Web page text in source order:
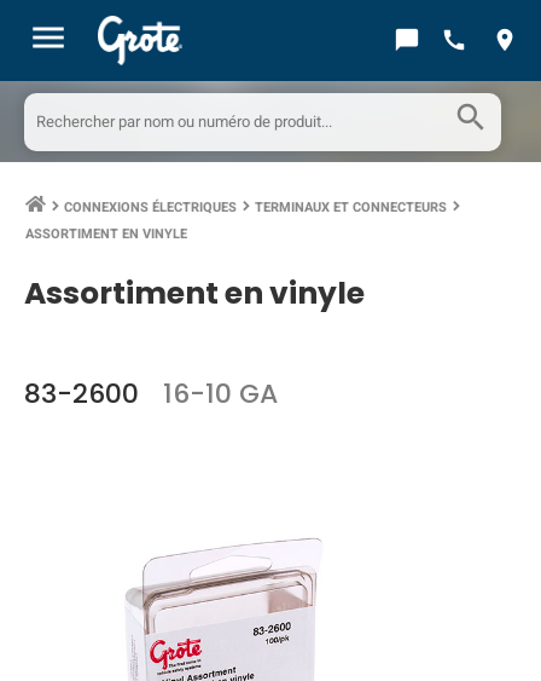
menu chat_bubble call location_on
search
keyboard_arrow_right CONNEXIONS ÉLECTRIQUES keyboard_arrow_right TERMINAUX ET CONNECTEURS keyboard_arrow_right
ASSORTIMENT EN VINYLE
Assortiment en vinyle
83-2600 16-10 GA